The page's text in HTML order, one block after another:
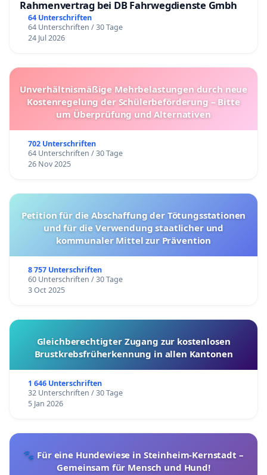
Rahmenvertrag bei DB Fahrwegdienste Gmbh
64 Unterschriften
64 Unterschriften / 30 Tage
24 Jul 2026
Unverhältnismäßige Mehrbelastungen durch neue
Kostenregelung der Schülerbeförderung – Bitte
um Überprüfung und Alternativen
702 Unterschriften
64 Unterschriften / 30 Tage
26 Nov 2025
Petition für die Abschaffung der Tötungsstationen
und für die Verwendung staatlicher und
kommunaler Mittel zur Prävention
8 757 Unterschriften
60 Unterschriften / 30 Tage
3 Oct 2025
Gleichberechtigter Zugang zur kostenlosen
Brustkrebsfrüherkennung in allen Kantonen
1 646 Unterschriften
32 Unterschriften / 30 Tage
5 Jan 2026
🐾 Für eine Hundewiese in Steinheim-Kernstadt –
Gemeinsam für Mensch und Hund!